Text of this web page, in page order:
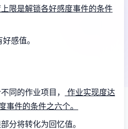
限是解锁各好感度事件的条件
感值。
同的作业项目，
作业实现度达
事件的条件之六个。
分将转化为回忆值。